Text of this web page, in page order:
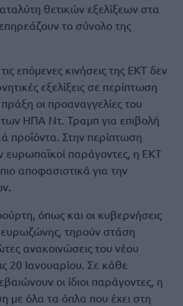
θετικών εξελίξεων στα
το σύνολο της
επόμενες κινήσεις της ΕΚΤ δεν
εξελίξεις σε περίπτωση
οι προαναγγελίες του
ΗΠΑ Ντ. Τραμπ για επιβολή
προϊόντα. Στην περίπτωση
παράγοντες, η ΕΚΤ
αποφασιστικά για την
όπως και οι κυβερνήσεις
τηρούν στάση
ανακοινώσεις του νέου
20 Ιανουαρίου. Σε κάθε
οι ίδιοι παράγοντες, η
με όλα τα όπλα που έχει στη